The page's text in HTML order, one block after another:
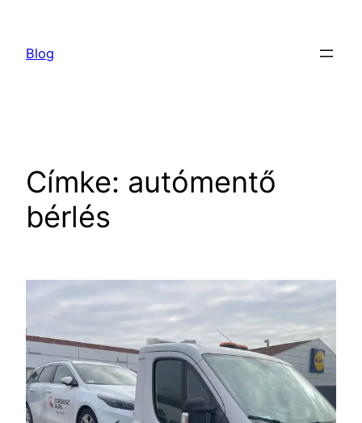
tartalomhoz
Blog
Címke: autómentő
bérlés